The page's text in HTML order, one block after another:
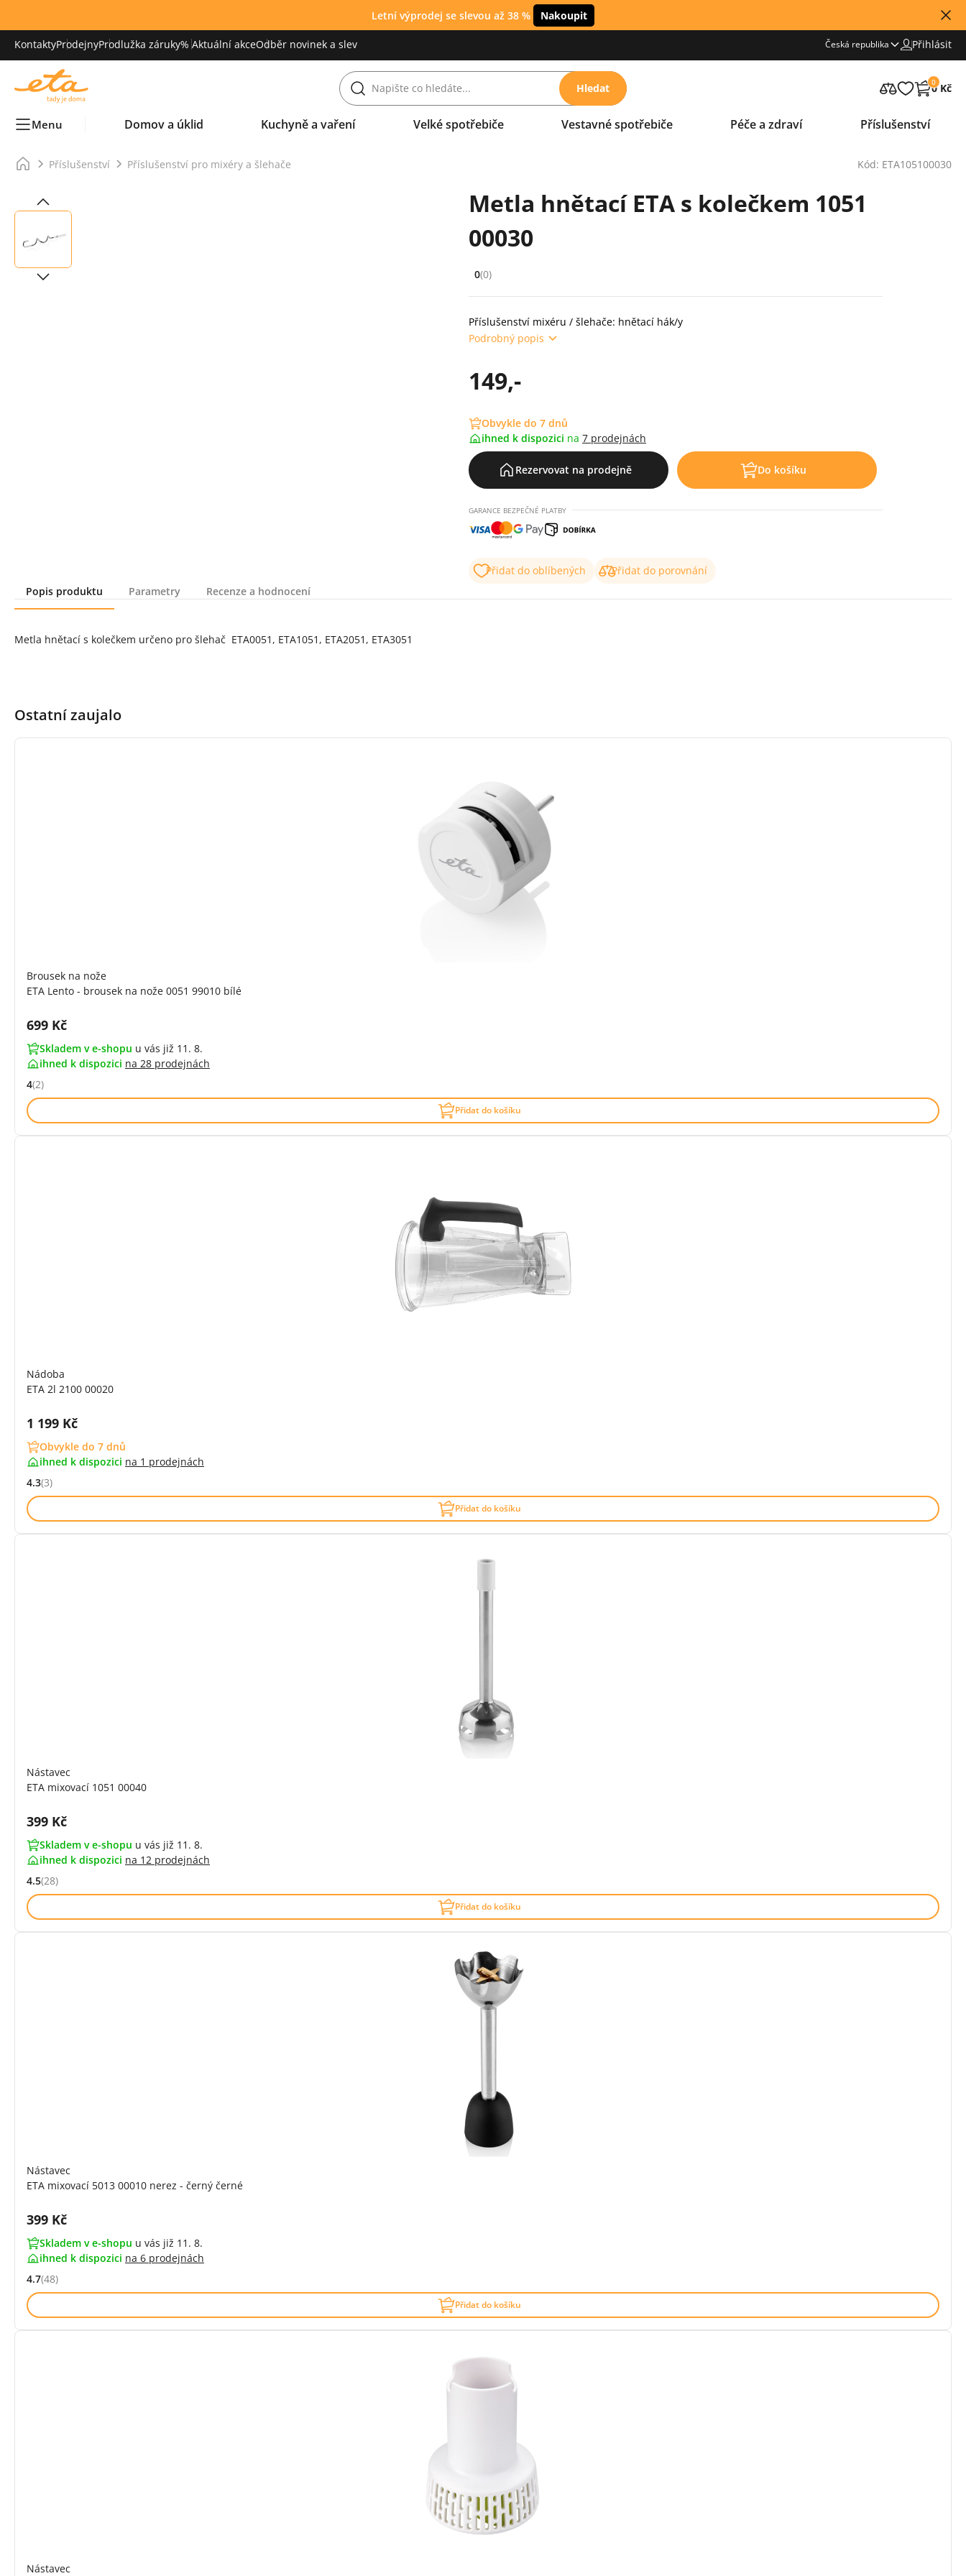
Letní výprodej se slevou až 38 % Nakoupit
KontaktyProdejnyProdlužka záruky% Aktuální akceOdběr novinek a slev Česká republika Přihlásit
Hledat 0
0 Kč
Menu Domov a úklid Kuchyně a vaření Velké spotřebiče Vestavné spotřebiče Péče a zdraví Příslušenství
Příslušenství Příslušenství pro mixéry a šlehače Kód: ETA105100030
Metla hnětací ETA s kolečkem 1051
00030
Hodnocení: 0 z 5 (0 recenzí)
0(0)
Příslušenství mixéru / šlehače: hnětací hák/y
Podrobný popis
149,-
Obvykle do 7 dnů
ihned k dispozici na 7 prodejnách
Rezervovat na prodejně Do košíku
GARANCE BEZPEČNÉ PLATBY
Přidat do oblíbených
Přidat do porovnání
Popis produktu
Parametry Recenze a hodnocení
Metla hnětací s kolečkem určeno pro šlehač ETA0051, ETA1051, ETA2051, ETA3051
Ostatní zaujalo
Brousek na nože
ETA Lento - brousek na nože 0051 99010 bílé
Cena s DPH:
699 Kč
Skladem v e-shopu u vás již 11. 8.
ihned k dispozici na 28 prodejnách
Hodnocení: 4 z 5 (2 recenzí)
4(2)
Přidat do košíku
Nádoba
ETA 2l 2100 00020
Cena s DPH:
1 199 Kč
Obvykle do 7 dnů
ihned k dispozici na 1 prodejnách
Hodnocení: 4.3 z 5 (3 recenzí)
4.3(3)
Přidat do košíku
Nástavec
ETA mixovací 1051 00040
Cena s DPH:
399 Kč
Skladem v e-shopu u vás již 11. 8.
ihned k dispozici na 12 prodejnách
Hodnocení: 4.5 z 5 (28 recenzí)
4.5(28)
Přidat do košíku
Nástavec
ETA mixovací 5013 00010 nerez - černý černé
Cena s DPH:
399 Kč
Skladem v e-shopu u vás již 11. 8.
ihned k dispozici na 6 prodejnách
Hodnocení: 4.7 z 5 (48 recenzí)
4.7(48)
Přidat do košíku
Nástavec